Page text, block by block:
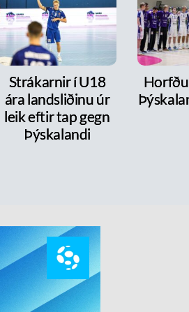
Strákarnir í U18
ára landsliðinu úr
leik eftir tap gegn
Þýskalandi
Horfðu